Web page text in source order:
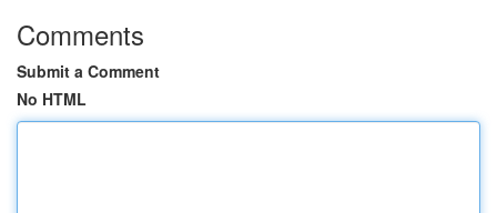
Comments
Submit a Comment
No HTML